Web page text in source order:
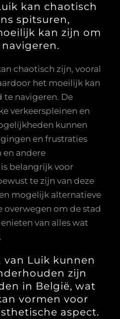
kan chaotisch
spitsuren,
kan zijn om
chaotisch zijn, vooral
het moeilijk kan
te navigeren. De
verkeerspleinen en
kunnen
en frustraties
andere
belangrijk voor
te zijn van deze
mogelijk alternatieve
overwegen om de stad
van alles wat
van Luik kunnen
zijn
in België, wat
vormen voor
aspect.